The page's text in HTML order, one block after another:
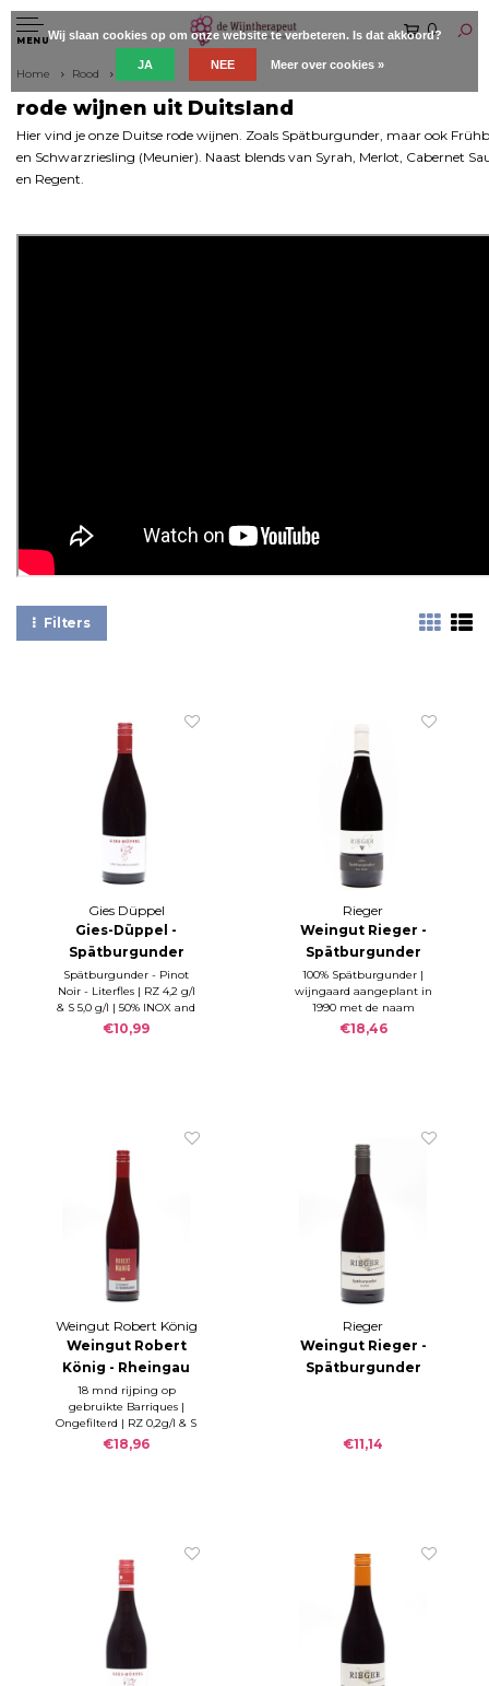
MENU
0
Home Rood Duitsland
rode wijnen uit Duitsland
Hier vind je onze Duitse rode wijnen. Zoals Spätburgunder, maar ook
en Schwarzriesling (Meunier). Naast blends van Syrah, Merlot, Cabernet
en Regent.
Filters
Gies Düppel
Gies-Düppel -
Spätburgunder
trocken 2024
(100cl)
Spätburgunder - Pinot
Noir - Literfles | RZ 4,2 g/l
& S 5,0 g/l | 50% INOX and
50% gebruikte barriques
€10,99
Rieger
Weingut Rieger -
Spätburgunder
trocken **SR** Alte
Rebe 2023
100% Spätburgunder |
wijngaard aangeplant in
1990 met de naam
"Steinig" | Bodem: Löss
met een hoog
€18,46
Weingut Robert König
Weingut Robert
König - Rheingau
Frühburgunder
2022
18 mnd rijping op
gebruikte Barriques |
Ongefilterd | RZ 0,2g/l & S
5,5g/l
€18,96
Rieger
Weingut Rieger -
Spätburgunder
€11,14
Wij slaan cookies op om onze website te verbeteren. Is dat akkoord?
JA NEE Meer over cookies »